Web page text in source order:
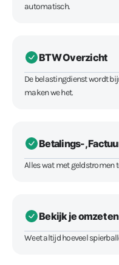
automatisch.
BTW Overzicht
De belastingdienst wordt
maken we het.
Betalings-,
Alles wat met geldstromen
Bekijk je omzet
Weet altijd hoeveel